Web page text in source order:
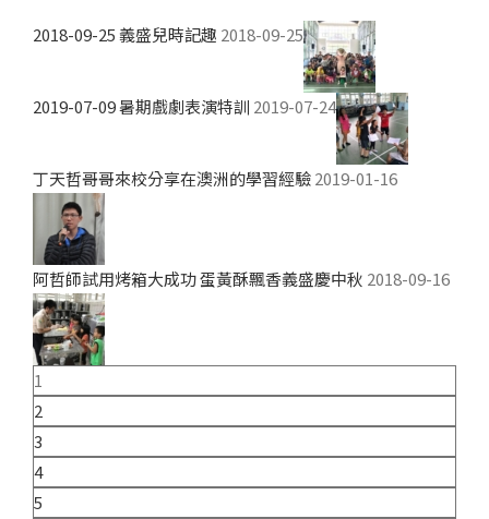
2018-09-25 義盛兒時記趣 2018-09-25
2019-07-09 暑期戲劇表演特訓 2019-07-24
丁天哲哥哥來校分享在澳洲的學習經驗2019-01-16
阿哲師試用烤箱大成功 蛋黃酥飄香義盛慶中秋 2018-09-16
1
2
3
4
5